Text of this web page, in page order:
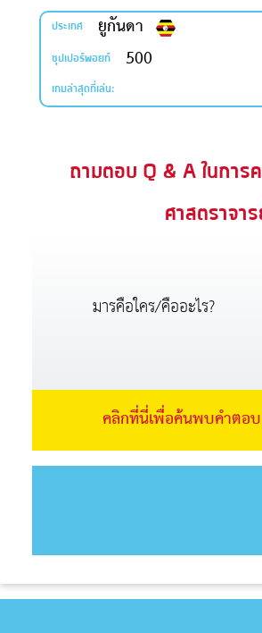
ประเทศ ยูกันดา
ซุปเปอร์พอยท์ 500
เกมล่าสุดที่เล่น:
ถามตอบ Q & A ในการ
ศาสตราจา
มารคือใคร/คืออะไร?
คลิกที่นี่เพื่อค้นพบคำตอ